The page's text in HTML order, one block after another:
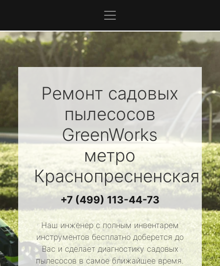
Ремонт садовых
пылесосов
GreenWorks
метро
Краснопресненская
+7 (499) 113-44-73
Наш инженер с полным инвентарем
инструментов бесплатно доберется до
Вас и сделает диагностику садовых
пылесосов в самое ближайшее время.